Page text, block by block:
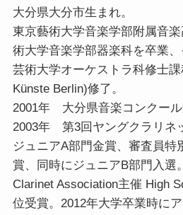
大分県大分市生まれ。
東京藝術大学音楽学部附属音
術大学音楽学部器楽科を卒業
芸術大学オーケストラ科修士
Künste Berlin)修了。
2001年 大分県音楽コンクール
2003年 第3回ヤングクラリネ
ジュニアA部門金賞、審査員特
賞、同時にジュニアB部門入選
Clarinet Association主催 High
位受賞。2012年大学卒業時に